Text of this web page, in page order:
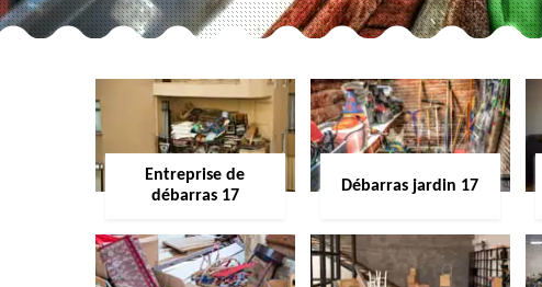
Entreprise de
débarras 17
Débarras jardin 17